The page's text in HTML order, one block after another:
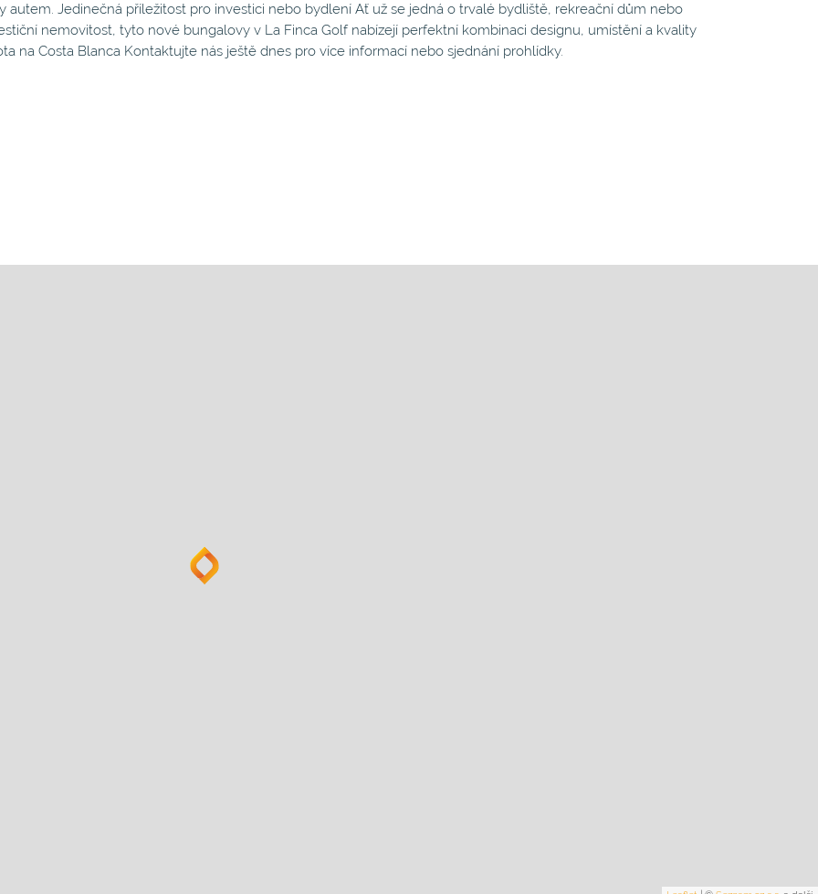
autem. Jedinečná příležitost pro investici nebo bydlení Ať už se jedná o trvalé bydliště, rekreační dům nebo
nemovitost, tyto nové bungalovy v La Finca Golf nabízejí perfektní kombinaci designu, umístění a kvality
na Costa Blanca Kontaktujte nás ještě dnes pro více informací nebo sjednání prohlídky.